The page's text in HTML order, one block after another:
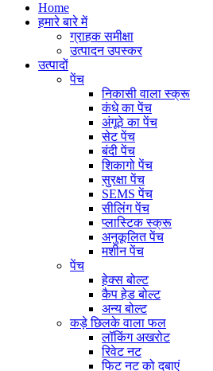
Home
हमारे बारे में
ग्राहक समीक्षा
उत्पादन उपस्कर
उत्पादों
पेंच
निकासी वाला स्क्रू
कंधे का पेंच
अंगूठे का पेंच
सेट पेंच
बंदी पेंच
शिकागो पेंच
सुरक्षा पेंच
SEMS पेंच
सीलिंग पेंच
प्लास्टिक स्क्रू
अनुकूलित पेंच
मशीन पेंच
पेंच
हेक्स बोल्ट
कैप हेड बोल्ट
अन्य बोल्ट
कड़े छिलके वाला फल
लॉकिंग अखरोट
रिवेट नट
फिट नट को दबाएं